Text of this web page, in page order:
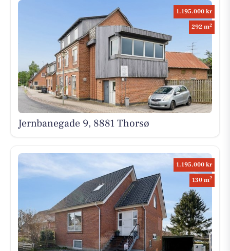
1.195.000 kr
292 m2
Jernbanegade 9, 8881 Thorsø
1.195.000 kr
130 m2